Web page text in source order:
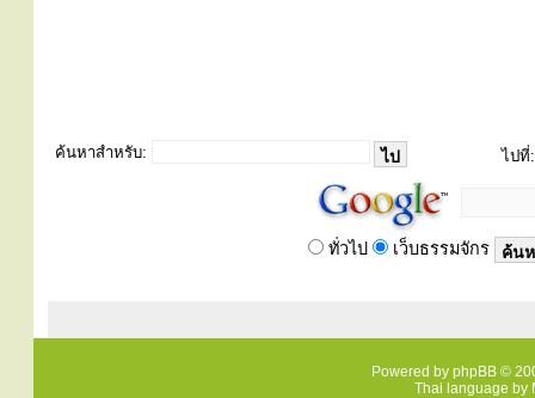
ค้นหาสำหรับ: ไปที่:
ทั่วไป เว็บธรรมจักร
Powered by phpBB ©
Thai language by